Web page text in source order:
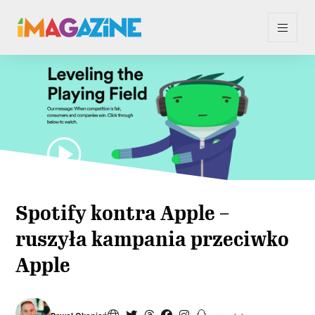
Spotify kontra Apple –
ruszyła kampania przeciwko
Apple